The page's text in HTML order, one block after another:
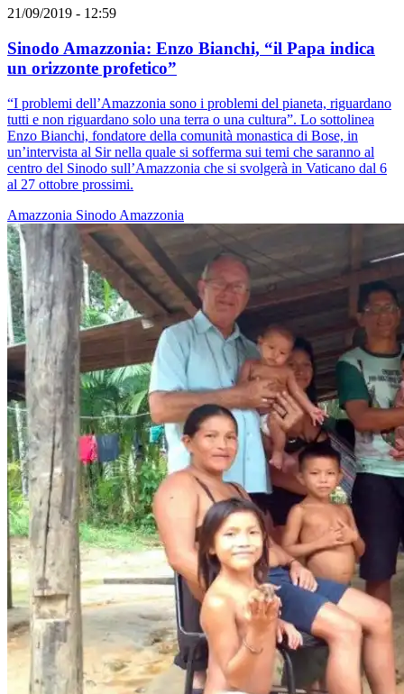
21/09/2019 - 12:59
Sinodo Amazzonia: Enzo Bianchi, “il Papa indica
un orizzonte profetico”
“I problemi dell’Amazzonia sono i problemi del pianeta, riguardano
tutti e non riguardano solo una terra o una cultura”. Lo sottolinea
Enzo Bianchi, fondatore della comunità monastica di Bose, in
un’intervista al Sir nella quale si sofferma sui temi che saranno al
centro del Sinodo sull’Amazzonia che si svolgerà in Vaticano dal 6
al 27 ottobre prossimi.
Amazzonia Sinodo Amazzonia